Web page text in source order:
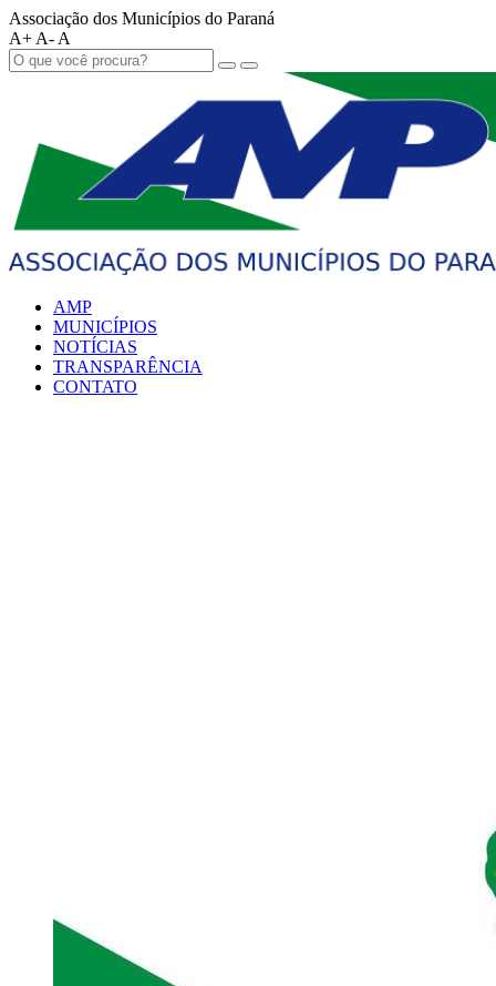
Associação dos Municípios do Paraná
A+ A- A
AMP
MUNICÍPIOS
NOTÍCIAS
TRANSPARÊNCIA
CONTATO